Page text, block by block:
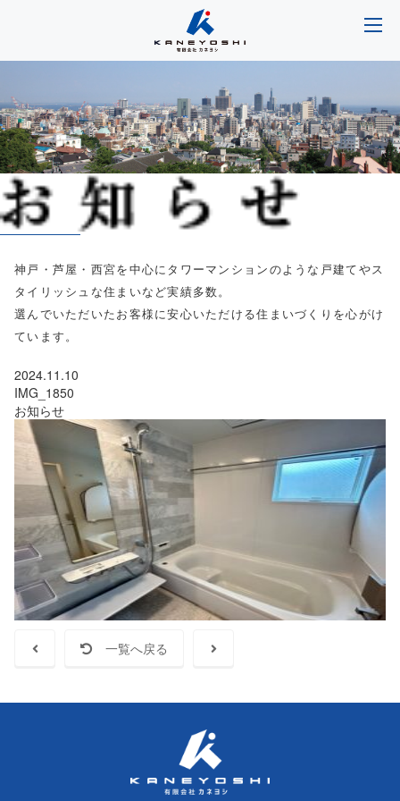
神戸・芦屋・西宮を中心にタワーマンションのような戸建てやス
タイリッシュな住まいなど実績多数。
選んでいただいたお客様に安心いただける住まいづくりを心がけ
ています。
2024.11.10
IMG_1850
お知らせ
一覧へ戻る